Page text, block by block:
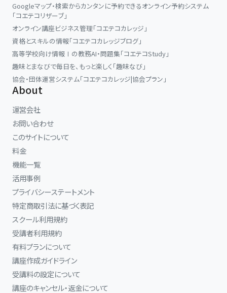
Googleマップ・検索からカンタンに予約できるオンライン予約システム
「コエテコリザーブ」
オンライン講座ビジネス管理「コエテコカレッジ」
資格とスキルの情報「コエテコカレッジブログ」
高等学校向け情報Ⅰの教務AI・問題集「コエテコStudy」
趣味とまなびで毎日を、もっと楽しく「趣味なび」
協会・団体運営システム「コエテコカレッジ|協会プラン」
About
運営会社
お問い合わせ
このサイトについて
料金
機能一覧
活用事例
プライバシーステートメント
特定商取引法に基づく表記
スクール利用規約
受講者利用規約
有料プランについて
講座作成ガイドライン
受講料の設定について
講座のキャンセル・返金について